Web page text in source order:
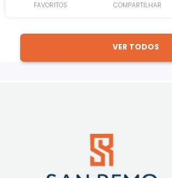
FAVORITOS COMPARTILHAR
VER TODOS